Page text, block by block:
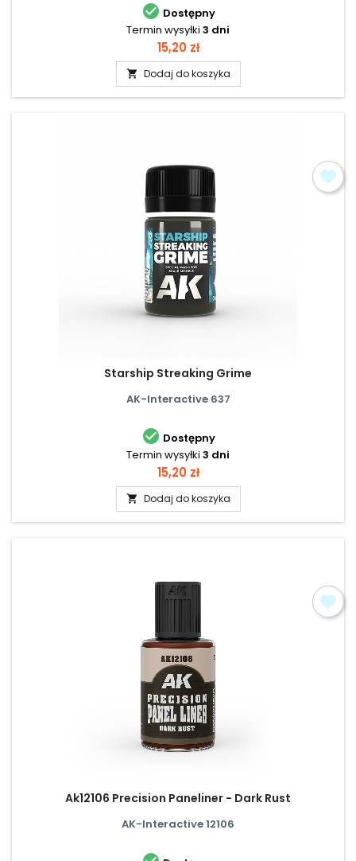
 Dostępny
Termin wysyłki 3 dni
Cena
15,20 zł
 Dodaj do koszyka
Starship Streaking Grime
AK-Interactive 637
 Dostępny
Termin wysyłki 3 dni
Cena
15,20 zł
 Dodaj do koszyka
Ak12106 Precision Paneliner - Dark Rust
AK-Interactive 12106